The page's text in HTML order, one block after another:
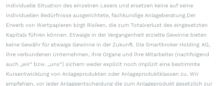
individuelle Situation des einzelnen Lesers und ersetzen keine auf seine
individuellen Bedürfnisse ausgerichtete, fachkundige Anlageberatung.Der
Erwerb von Wertpapieren birgt Risiken, die zum Totalverlust des eingesetzten
Kapitals führen können. Etwaige in der Vergangenheit erzielte Gewinne bieten
keine Gewähr für etwaige Gewinne in der Zukunft. Die Smartbroker Holding AG,
ihre verbundenen Unternehmen, ihre Organe und ihre Mitarbeiter (nachfolgend
auch „wir“ bzw. „uns“) sichern weder explizit noch implizit eine bestimmte
Kursentwicklung von Anlageprodukten oder Anlageproduktklassen zu. Wir
empfehlen, vor jeder Anlageentscheidung die zum Anlageprodukt gesetzlich zur